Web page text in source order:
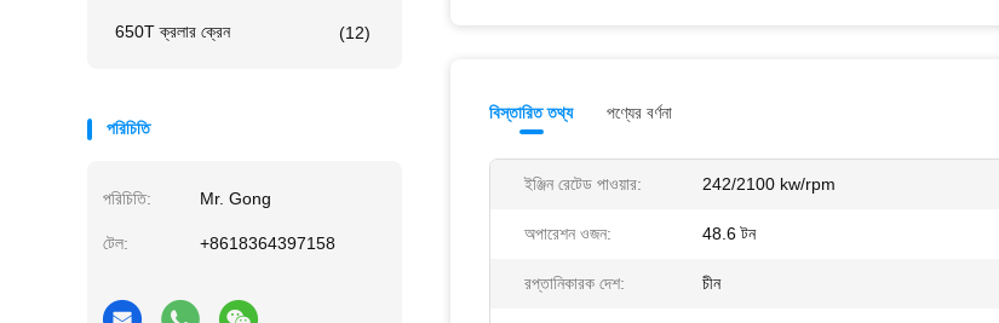
650T ক্রলার ক্রেন (12)
পরিচিতি
পরিচিতি: Mr. Gong
টেল: +8618364397158
বিস্তারিত তথ্য পণ্যের বর্ণনা
ইঞ্জিন রেটেড পাওয়ার: 242/2100 kw/rpm
অপারেশন ওজন: 48.6 টন
রপ্তানিকারক দেশ: চীন